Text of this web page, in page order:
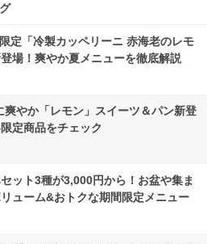
定「冷製カッペリーニ 赤海老のレモ
場！爽やか夏メニューを徹底解説
爽やか「レモン」スイーツ＆パン新登
定商品をチェック
ット3種が3,000円から！お盆や集ま
ューム&おトクな期間限定メニュー